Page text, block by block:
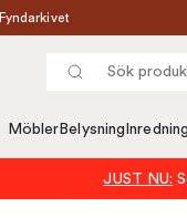
Fyndarkivet
Möbler Belysning Inredning
JUST NU: